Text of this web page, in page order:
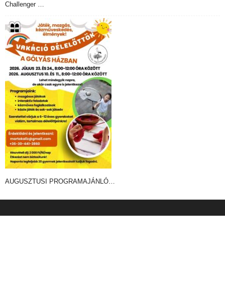
Challenger …
AUGUSZTUSI PROGRAMAJÁNLÓ…